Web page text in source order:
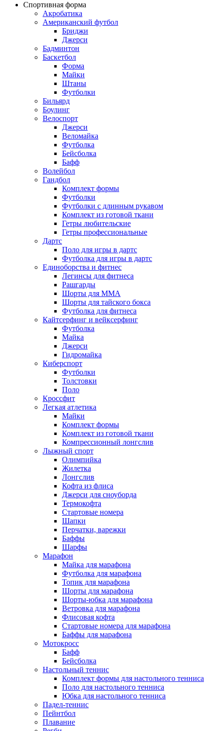
Спортивная форма
Акробатика
Американский футбол
Бриджи
Джерси
Бадминтон
Баскетбол
Форма
Майки
Штаны
Футболки
Бильярд
Боулинг
Велоспорт
Джерси
Веломайка
Футболка
Бейсболка
Бафф
Волейбол
Гандбол
Комплект формы
Футболки
Футболки с длинным рукавом
Комплект из готовой ткани
Гетры любительские
Гетры профессиональные
Дартс
Поло для игры в дартс
Футболка для игры в дартс
Единоборства и фитнес
Легинсы для фитнеса
Рашгарды
Шорты для MMA
Шорты для тайского бокса
Футболка для фитнеса
Кайтсерфинг и вейксерфинг
Футболка
Майка
Джерси
Гидромайка
Киберспорт
Футболки
Толстовки
Поло
Кроссфит
Легкая атлетика
Майки
Комплект формы
Комплект из готовой ткани
Компрессионный лонгслив
Лыжный спорт
Олимпийка
Жилетка
Лонгслив
Кофта из флиса
Джерси для сноуборда
Термокофта
Стартовые номера
Шапки
Перчатки, варежки
Баффы
Шарфы
Марафон
Майка для марафона
Футболка для марафона
Топик для марафона
Шорты для марафона
Шорты-юбка для марафона
Ветровка для марафона
Флисовая кофта
Стартовые номера для марафона
Баффы для марафона
Мотокросс
Бафф
Бейсболка
Настольный теннис
Комплект формы для настольного тенниса
Поло для настольного тенниса
Юбка для настольного тенниса
Падел-теннис
Пейнтбол
Плавание